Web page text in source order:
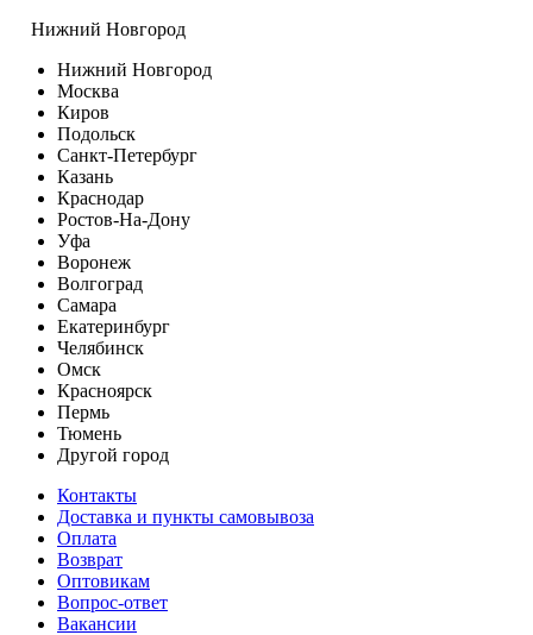
Нижний Новгород
Нижний Новгород
Москва
Киров
Подольск
Санкт-Петербург
Казань
Краснодар
Ростов-На-Дону
Уфа
Воронеж
Волгоград
Самара
Екатеринбург
Челябинск
Омск
Красноярск
Пермь
Тюмень
Другой город
Контакты
Доставка и пункты самовывоза
Оплата
Возврат
Оптовикам
Вопрос-ответ
Вакансии